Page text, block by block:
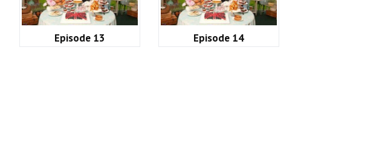
Episode 13 Episode 14